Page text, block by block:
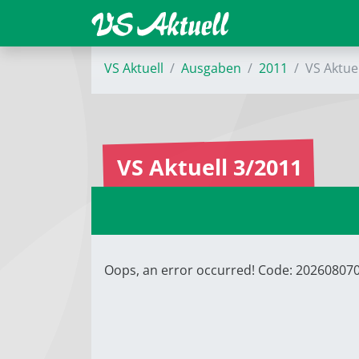
VS Aktuell Ausgaben 2011 VS
VS Aktuell 3/2011
Oops, an error occurred! Code: